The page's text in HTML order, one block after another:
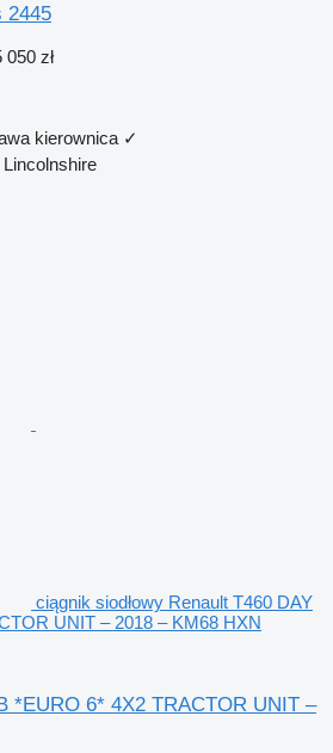
2445
050 zł
kierownica ✓
ciągnik siodłowy Renault T460 DAY
UNIT – 2018 – KM68 HXN
*EURO 6* 4X2 TRACTOR UNIT –